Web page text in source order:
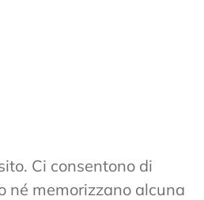
Ci consentono di
né memorizzano alcuna